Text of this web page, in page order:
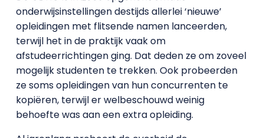
onderwijsinstellingen destijds allerlei ‘nieuwe’
opleidingen met flitsende namen lanceerden,
terwijl het in de praktijk vaak om
afstudeerrichtingen ging. Dat deden ze om zoveel
mogelijk studenten te trekken. Ook probeerden
ze soms opleidingen van hun concurrenten te
kopiëren, terwijl er welbeschouwd weinig
behoefte was aan een extra opleiding.